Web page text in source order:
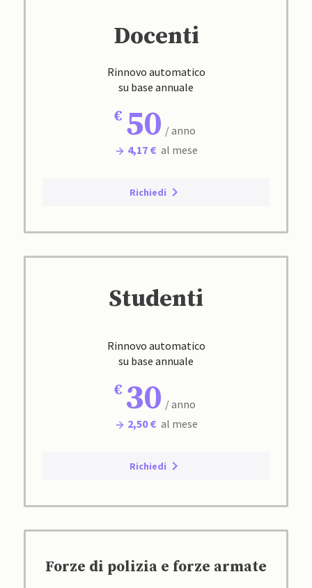
Docenti
Rinnovo automatico
su base annuale
50 / anno
4,17 € al mese
Richiedi
Studenti
Rinnovo automatico
su base annuale
30 / anno
2,50 € al mese
Richiedi
Forze di polizia e forze armate